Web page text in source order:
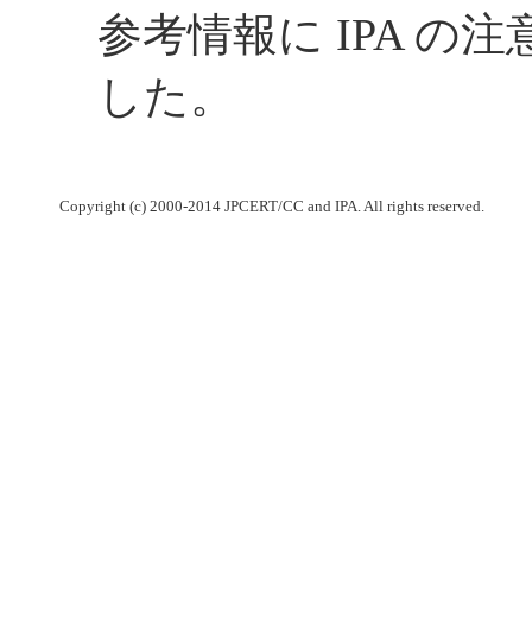
参考情報に IPA の注
した。
Copyright (c) 2000-2014 JPCERT/CC and IPA. All rights reserved.